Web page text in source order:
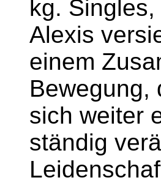
kg.
Alexis
einem
Bewegung,
sich weiter
ständig